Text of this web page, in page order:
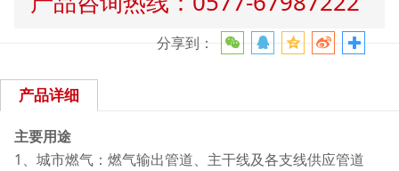
分享到：
产品详细
主要用途
1、城市燃气：燃气输出管道、主干线及各支线供应管道